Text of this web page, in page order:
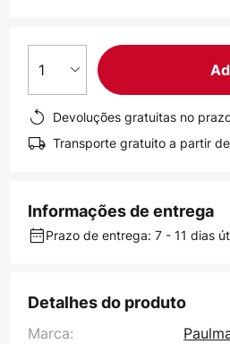
1
Devoluções gratuitas no
Transporte gratuito a partir
Informações de entrega
Prazo de entrega: 7 - 11 dias
Detalhes do produto
Marca: